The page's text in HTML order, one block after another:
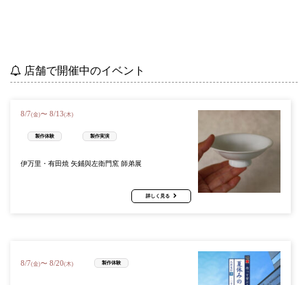
店舗で開催中のイベント
8/7(金)〜 8/13(木)
製作体験 製作実演
伊万里・有田焼 矢鋪與左衛門窯 師弟展
詳しく見る
8/7(金)〜 8/20(木) 製作体験